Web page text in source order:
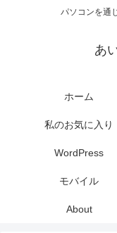
パソコンを通
あ
ホーム
私のお気に入り
WordPress
モバイル
About